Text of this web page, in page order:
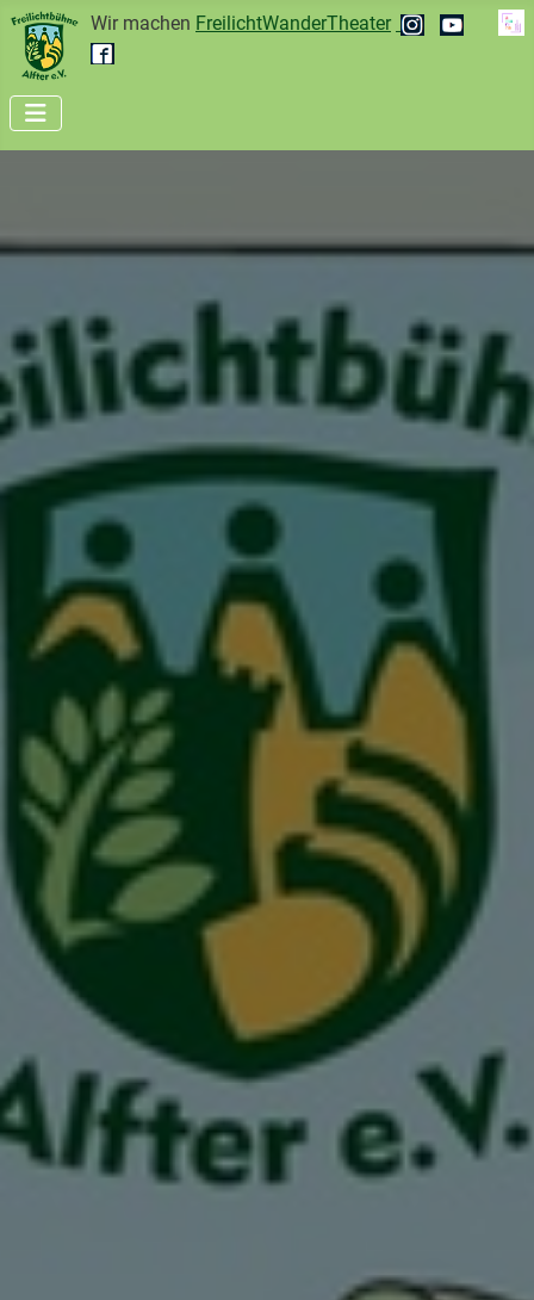
Wir machen FreilichtWanderTheater